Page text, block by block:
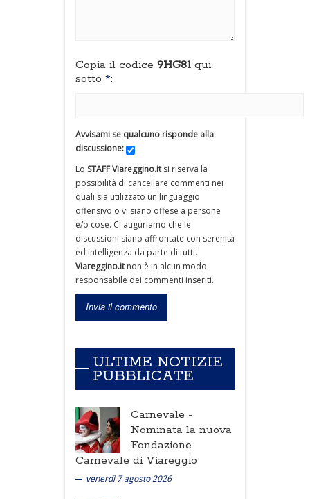
Copia il codice 9HG81 qui
sotto *:
Avvisami se qualcuno risponde alla
discussione:
Lo STAFF Viareggino.itsi riserva la
possibilità di cancellare commenti nei
quali sia utilizzato un linguaggio
offensivo o vi siano offese a persone
e/o cose. Ci auguriamo che le
discussioni siano affrontate con serenità
ed intelligenza da parte di tutti.
Viareggino.itnon è in alcun modo
responsabile dei commenti inseriti.
ULTIME NOTIZIE
PUBBLICATE
Carnevale -
Nominata la nuova
Fondazione
Carnevale di Viareggio
venerdì 7 agosto 2026